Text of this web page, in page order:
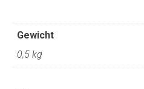
Gewicht
0,5 kg